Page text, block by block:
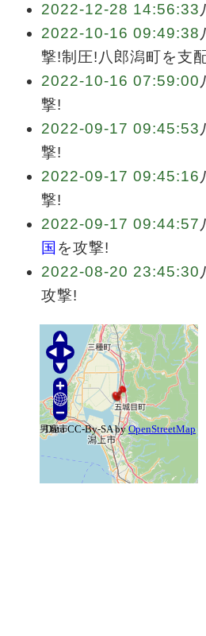
2022-12-28 14:56:33
2022-10-16 09:49:38
撃!制圧!八郎潟町を支
2022-10-16 07:59:00
撃!
2022-09-17 09:45:53
撃!
2022-09-17 09:45:16
撃!
2022-09-17 09:44:57
国 を攻撃!
2022-08-20 23:45:30
攻撃!